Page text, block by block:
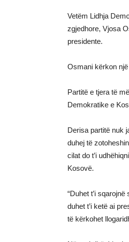
Vetëm Lidhja
zgjedhore, Vjosa
presidente.
Osmani kërkon
Partitë e tjera të
Demokratike e
Derisa partitë nuk
duhej të
cilat do t’i
Kosovë.
“Duhet t’i
duhet t’i ketë ai
të kërkohet